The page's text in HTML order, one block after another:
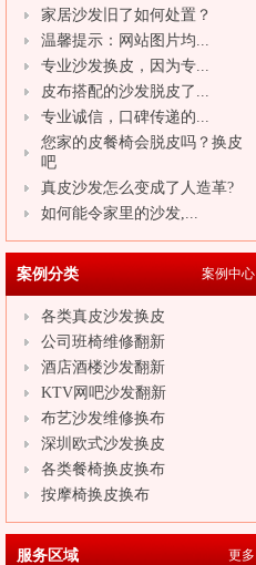
家居沙发旧了如何处置？
温馨提示：网站图片均...
专业沙发换皮，因为专...
皮布搭配的沙发脱皮了...
专业诚信，口碑传递的...
您家的皮餐椅会脱皮吗？换皮
吧
真皮沙发怎么变成了人造革?
如何能令家里的沙发,...
案例分类 案例中心
各类真皮沙发换皮
公司班椅维修翻新
酒店酒楼沙发翻新
KTV网吧沙发翻新
布艺沙发维修换布
深圳欧式沙发换皮
各类餐椅换皮换布
按摩椅换皮换布
服务区域 更多